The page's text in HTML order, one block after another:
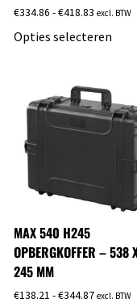
€334.86 -€418.83 excl. BTW
Opties selecteren
MAX 540 H245
OPBERGKOFFER – 538
245 MM
€138.21 -€344.87 excl. BTW